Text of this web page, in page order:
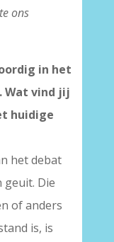
ons
in het
Wat vind jij
huidige
het debat
geuit. Die
of anders
is, is